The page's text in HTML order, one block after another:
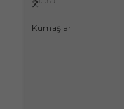
Kumaşlar